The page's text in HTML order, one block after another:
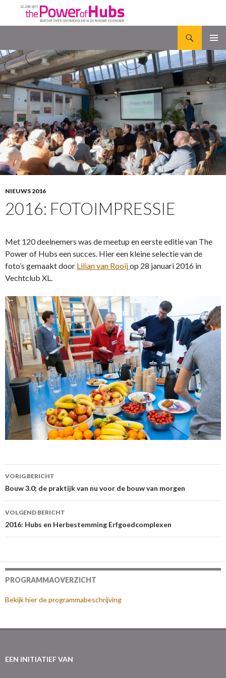
MENU
DE
INHOUD
SPRINGEN
NIEUWS 2016
2016: FOTOIMPRESSIE
Met 120 deelnemers was de meetup en eerste editie van The
Power of Hubs een succes. Hier een kleine selectie van de
foto’s gemaakt door Lilian van Rooijop 28 januari 2016 in
Vechtclub XL.
Berichtnavigatie
VORIG BERICHT
Bouw 3.0; de praktijk van nu voor de bouw van morgen
VOLGEND BERICHT
2016: Hubs en Herbestemming Erfgoedcomplexen
PROGRAMMAOVERZICHT
Bekijk hier de programmabeschrijving
EEN INITIATIEF VAN